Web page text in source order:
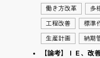
働き方改革 多
工程改善 標準
生産計画 納期
【論考】ＩＥ、改